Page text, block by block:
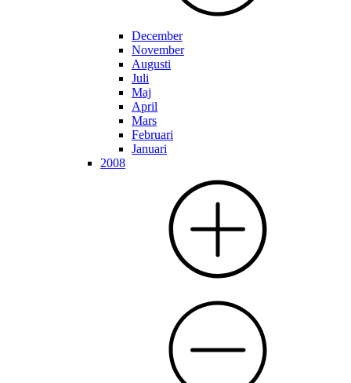
December
November
Augusti
Juli
Maj
April
Mars
Februari
Januari
2008